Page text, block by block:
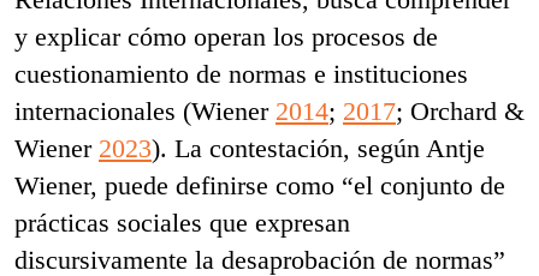
y explicar cómo operan los procesos de
cuestionamiento de normas e instituciones
internacionales (Wiener 2014; 2017; Orchard &
Wiener 2023). La contestación, según Antje
Wiener, puede definirse como “el conjunto de
prácticas sociales que expresan
discursivamente la desaprobación de normas”